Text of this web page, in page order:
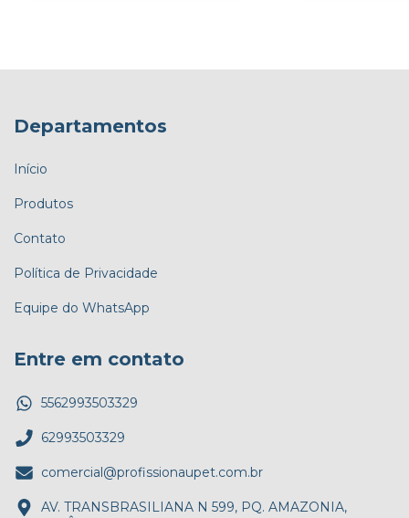
Departamentos
Início
Produtos
Contato
Política de Privacidade
Equipe do WhatsApp
Entre em contato
5562993503329
62993503329
comercial@profissionaupet.com.br
AV. TRANSBRASILIANA N 599, PQ. AMAZONIA,